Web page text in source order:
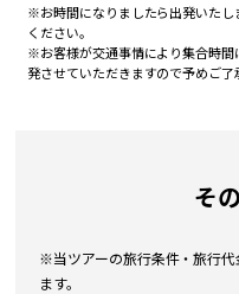
※お時間になりましたら出発いたし
ください。
※お客様が交通事情により集合時間
発させていただきますので予めご了
そ
※当ツアーの旅行条件・旅行
ます。